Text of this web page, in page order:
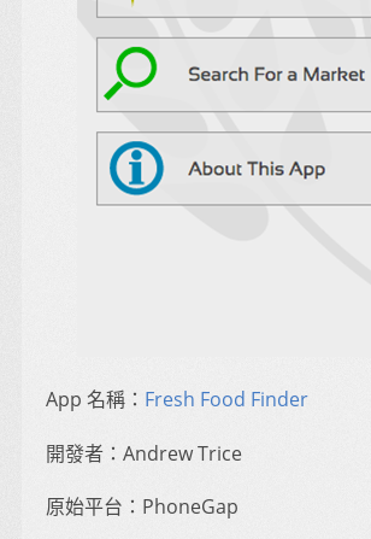
App 名稱： Fresh Food Finder
開發者：Andrew Trice
原始平台：PhoneGap